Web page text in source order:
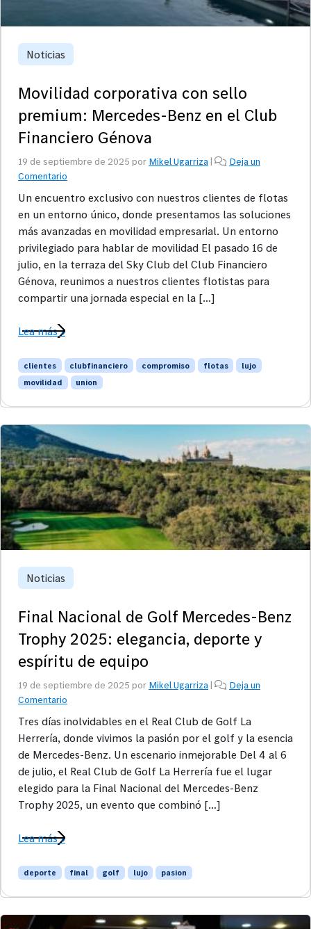
Noticias
Movilidad corporativa con sello
premium: Mercedes-Benz en el Club
Financiero Génova
19 de septiembre de 2025 por Mikel Ugarriza |
Deja un
Comentario
Un encuentro exclusivo con nuestros clientes de flotas
en un entorno único, donde presentamos las soluciones
más avanzadas en movilidad empresarial. Un entorno
privilegiado para hablar de movilidad El pasado 16 de
julio, en la terraza del Sky Club del Club Financiero
Génova, reunimos a nuestros clientes flotistas para
compartir una jornada especial en la […]
Lea más »
clientes clubfinanciero compromiso flotas
lujo
movilidad
union
Noticias
Final Nacional de Golf Mercedes-Benz
Trophy 2025: elegancia, deporte y
espíritu de equipo
19 de septiembre de 2025 por Mikel Ugarriza|
Deja un
Comentario
Tres días inolvidables en el Real Club de Golf La
Herrería, donde vivimos la pasión por el golf y la esencia
de Mercedes-Benz. Un escenario inmejorable Del 4 al 6
de julio, el Real Club de Golf La Herrería fue el lugar
elegido para la Final Nacional del Mercedes-Benz
Trophy 2025, un evento que combinó […]
Lea más »
deporte final golf lujo pasion